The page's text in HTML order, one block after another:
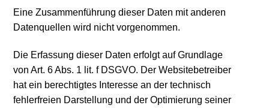
Eine Zusammenführung dieser Daten mit anderen
Datenquellen wird nicht vorgenommen.
Die Erfassung dieser Daten erfolgt auf Grundlage
von Art. 6 Abs. 1 lit. f DSGVO. Der Websitebetreiber
hat ein berechtigtes Interesse an der technisch
fehlerfreien Darstellung und der Optimierung seiner